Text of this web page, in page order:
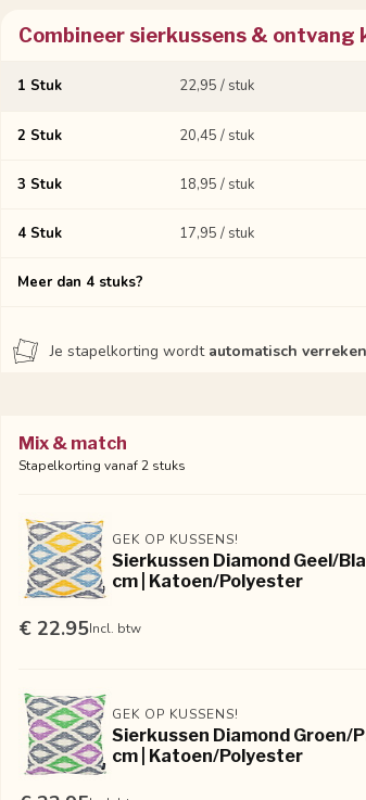
Combineer sierkussens & ontvang
1 Stuk 22,95 / stuk
2 Stuk 20,45 / stuk
3 Stuk 18,95 / stuk
4 Stuk 17,95 / stuk
Meer dan 4 stuks?
Je stapelkorting wordt automatisch
Mix & match
Stapelkorting vanaf 2 stuks
GEK OP KUSSENS!
Sierkussen Diamond Geel/
cm | Katoen/Polyester
€ 22.95Incl. btw
GEK OP KUSSENS!
Sierkussen Diamond Groen/
cm | Katoen/Polyester